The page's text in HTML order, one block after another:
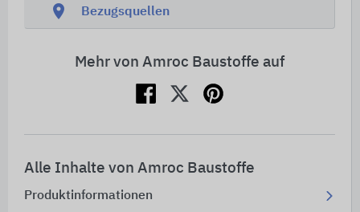
location_on Bezugsquellen
Mehr von Amroc Baustoffe auf
Alle Inhalte von Amroc Baustoffe
Produktinformationen